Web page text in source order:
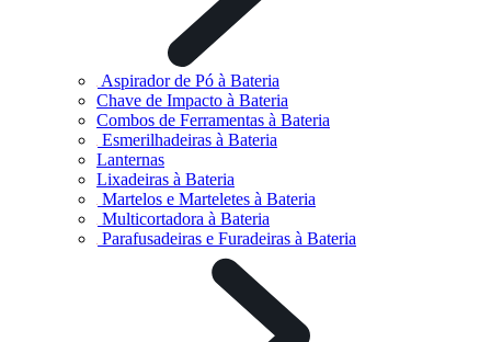
Aspirador de Pó à Bateria
Chave de Impacto à Bateria
Combos de Ferramentas à Bateria
Esmerilhadeiras à Bateria
Lanternas
Lixadeiras à Bateria
Martelos e Marteletes à Bateria
Multicortadora à Bateria
Parafusadeiras e Furadeiras à Bateria